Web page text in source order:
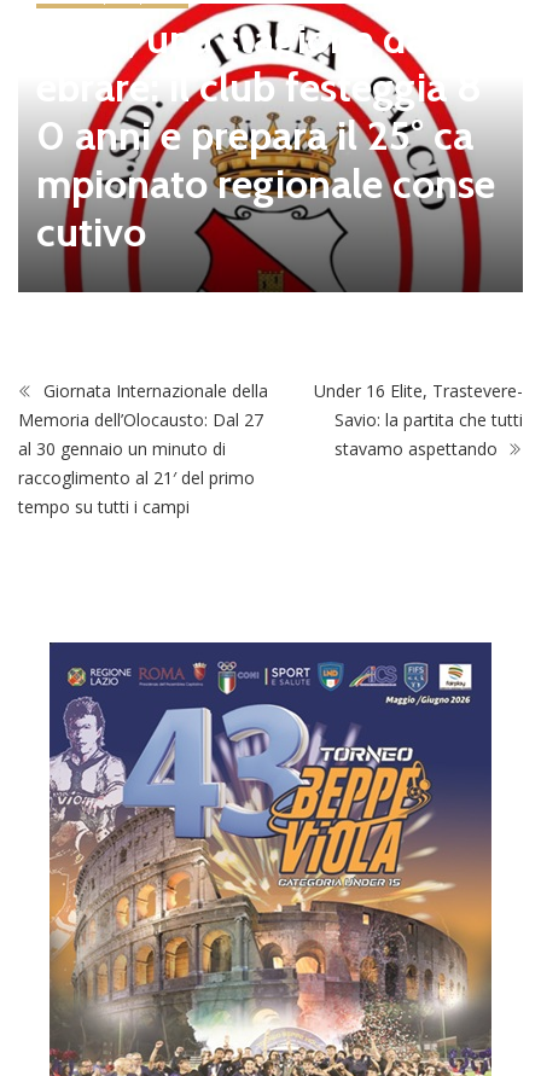
Tolfa, una stagione da cel
ebrare: il club festeggia 8
0 anni e prepara il 25° ca
mpionato regionale conse
cutivo
Giornata Internazionale della
Memoria dell’Olocausto: Dal 27
al 30 gennaio un minuto di
raccoglimento al 21′ del primo
tempo su tutti i campi
Under 16 Elite, Trastevere-
Savio: la partita che tutti
stavamo aspettando